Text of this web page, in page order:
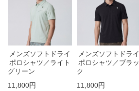
メンズソフトドライ
ポロシャツ／ライト
グリーン
11,800円
メンズソフトドライ
ポロシャツ／ブラッ
ク
11,800円